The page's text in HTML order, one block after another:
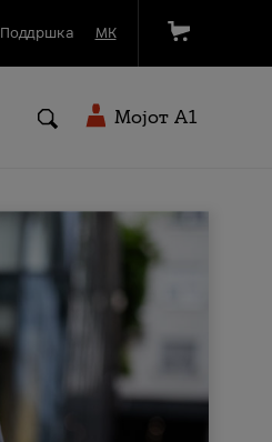
Поддршка МК
Мојот A1